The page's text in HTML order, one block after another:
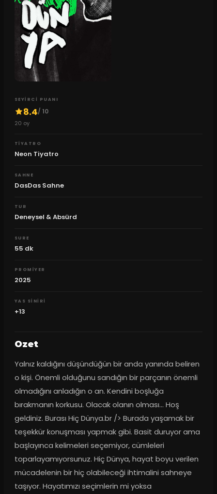
SEYIRCI PUANI
8.4/ 10
20 oy
TIYATRO
Neon Tiyatro
SAHNE
DasDas Sahne
TUR
Deneysel & Absürd
SURE
55 dk
PROMIYER
2025
YAS SINIRI
+13
Ozet
Yalnız kaldığını düşündüğün bir anda yanında beliren
o kişi. Önemli olduğunu sandığın bir parçanın önemli
olmadığını anladığın o an. Kendini boşluğa
bırakmanın korkusu. Olacak olanın olması... Hoş
geldiniz. Burası Hiç Dünya.br /> Burada yaşamak bir
teşekkür konuşması yapmak gibi. Basit duruyor ama
başlayınca kelimeleri seçemiyor, cümleleri
toparlayamıyorsunuz. Hiç Dünya, hayat boyu verilen
mücadelenin bir hiç olabileceği ihtimalini sahneye
taşıyor. Hayatımızı seçimlerin mi yoksa